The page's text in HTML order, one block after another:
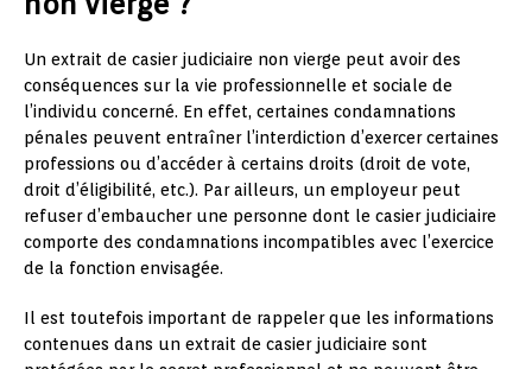
Un extrait de casier judiciaire non vierge peut avoir des
conséquences sur la vie professionnelle et sociale de
l’individu concerné. En effet, certaines condamnations
pénales peuvent entraîner l’interdiction d’exercer certaines
professions ou d’accéder à certains droits (droit de vote,
droit d’éligibilité, etc.). Par ailleurs, un employeur peut
refuser d’embaucher une personne dont le casier judiciaire
comporte des condamnations incompatibles avec l’exercice
de la fonction envisagée.
Il est toutefois important de rappeler que les informations
contenues dans un extrait de casier judiciaire sont